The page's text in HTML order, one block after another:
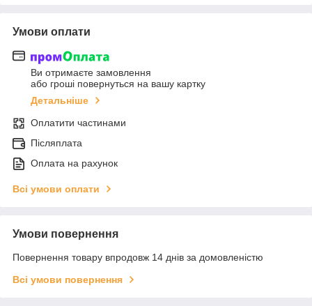
Умови оплати
Ви отримаєте замовлення
або гроші повернуться на вашу картку
Детальніше
Оплатити частинами
Післяплата
Оплата на рахунок
Всі умови оплати
Умови повернення
Повернення товару впродовж 14 днів за домовленістю
Всі умови повернення